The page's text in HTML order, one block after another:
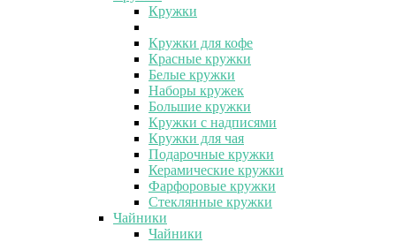
Кружки
Кружки для кофе
Красные кружки
Белые кружки
Наборы кружек
Большие кружки
Кружки с надписями
Кружки для чая
Подарочные кружки
Керамические кружки
Фарфоровые кружки
Стеклянные кружки
Чайники
Чайники